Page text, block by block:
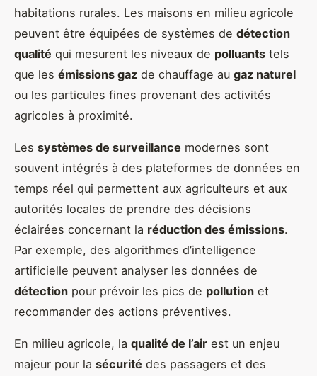
habitations rurales. Les maisons en milieu agricole
peuvent être équipées de systèmes de détection
qualité qui mesurent les niveaux de polluants tels
que les émissions gaz de chauffage au gaz naturel
ou les particules fines provenant des activités
agricoles à proximité.
Les systèmes de surveillance modernes sont
souvent intégrés à des plateformes de données en
temps réel qui permettent aux agriculteurs et aux
autorités locales de prendre des décisions
éclairées concernant la réduction des émissions.
Par exemple, des algorithmes d’intelligence
artificielle peuvent analyser les données de
détection pour prévoir les pics de pollution et
recommander des actions préventives.
En milieu agricole, la qualité de l’air est un enjeu
majeur pour la sécurité des passagers et des